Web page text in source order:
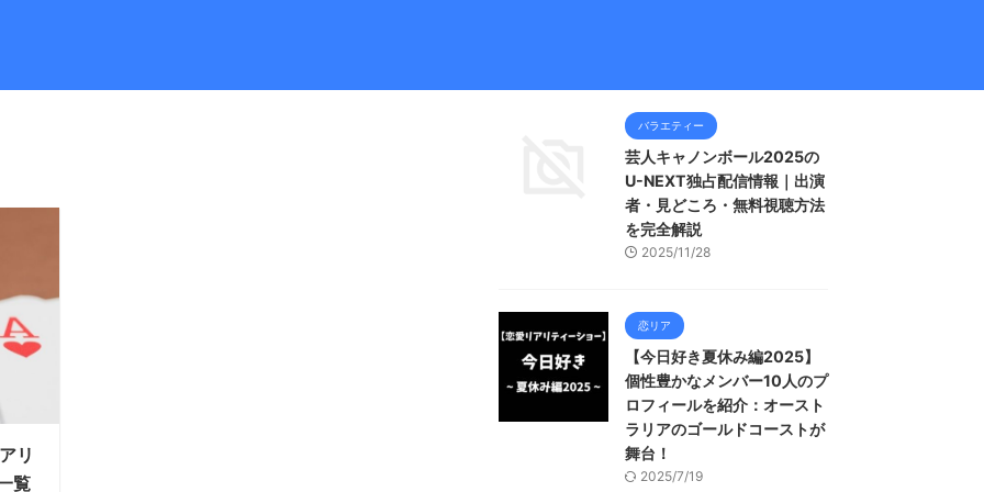
リ
覧
バラエティー
芸人キャノンボール2025の
U-NEXT独占配信情報｜出演
者・見どころ・無料視聴方法
を完全解説
2025/11/28
恋リア
【今日好き夏休み編2025】
個性豊かなメンバー10人のプ
ロフィールを紹介：オースト
ラリアのゴールドコーストが
舞台！
2025/7/19